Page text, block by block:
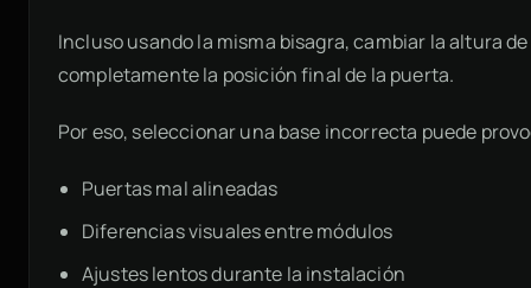
Incluso usando la misma bisagra, cambiar la altura
completamente la posición final de la puerta.
Por eso, seleccionar una base incorrecta puede
Puertas mal alineadas
Diferencias visuales entre módulos
Ajustes lentos durante la instalación